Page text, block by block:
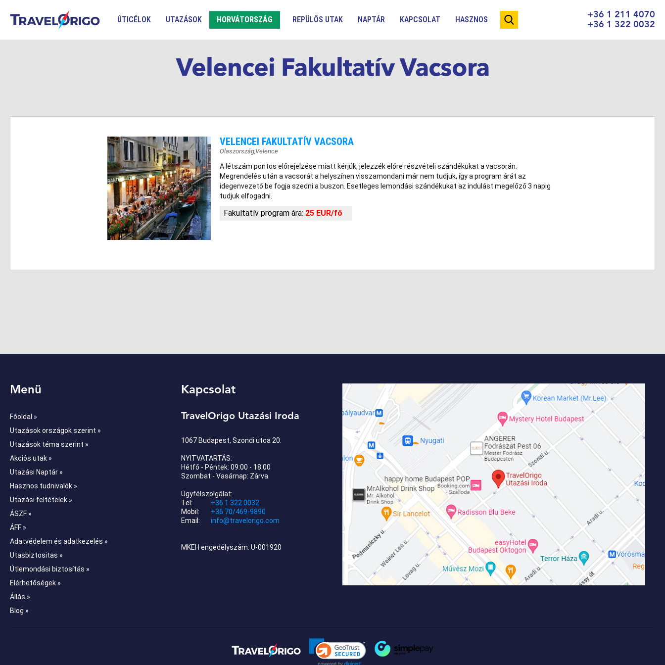
ÚTICÉLOK UTAZÁSOK HORVÁTORSZÁG REPÜLŐS UTAK NAPTÁR KAPCSOLAT HASZNOS
+36 1 211 4070
+36 1 322 0032
Velencei Fakultatív Vacsora
VELENCEI FAKULTATÍV VACSORA
Olaszország,Velence
A létszám pontos előrejelzése miatt kérjük, jelezzék előre részvételi szándékukat a vacsorán.
Megrendelés után a vacsorát a helyszínen visszamondani már nem tudjuk, így a program árát az
idegenvezető be fogja szedni a buszon. Esetleges lemondási szándékukat az indulást megelőző 3 napig
tudjuk elfogadni.
Fakultatív program ára: 25 EUR/fő
Menü
Főoldal »
Utazások országok szerint »
Utazások téma szerint »
Akciós utak »
Utazási Naptár »
Hasznos tudnivalók »
Utazási feltételek »
ÁSZF »
ÁFF »
Adatvédelem és adatkezelés »
Utasbiztositas »
Útlemondási biztosítás »
Elérhetőségek »
Állás »
Blog »
Kapcsolat
TravelOrigo Utazási Iroda
1067 Budapest, Szondi utca 20.
NYITVATARTÁS:
Hétfő - Péntek: 09:00 - 18:00
Szombat - Vasárnap: Zárva
Ügyfélszolgálat:
Tel:
+36 1 322 0032
Mobil:
+36 70/469-9890
Email:
info@travelorigo.com
MKEH engedélyszám: U-001920